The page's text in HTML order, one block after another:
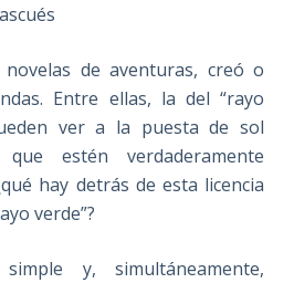
de aventuras, creó o
Entre ellas, la del “rayo
ver a la puesta de sol
estén verdaderamente
hay detrás de esta licencia
verde”?
y, simultáneamente,